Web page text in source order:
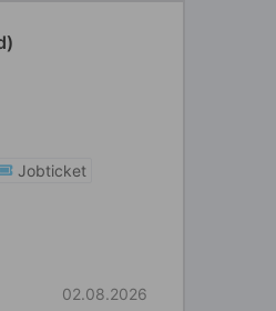
Jobticket
02.08.2026